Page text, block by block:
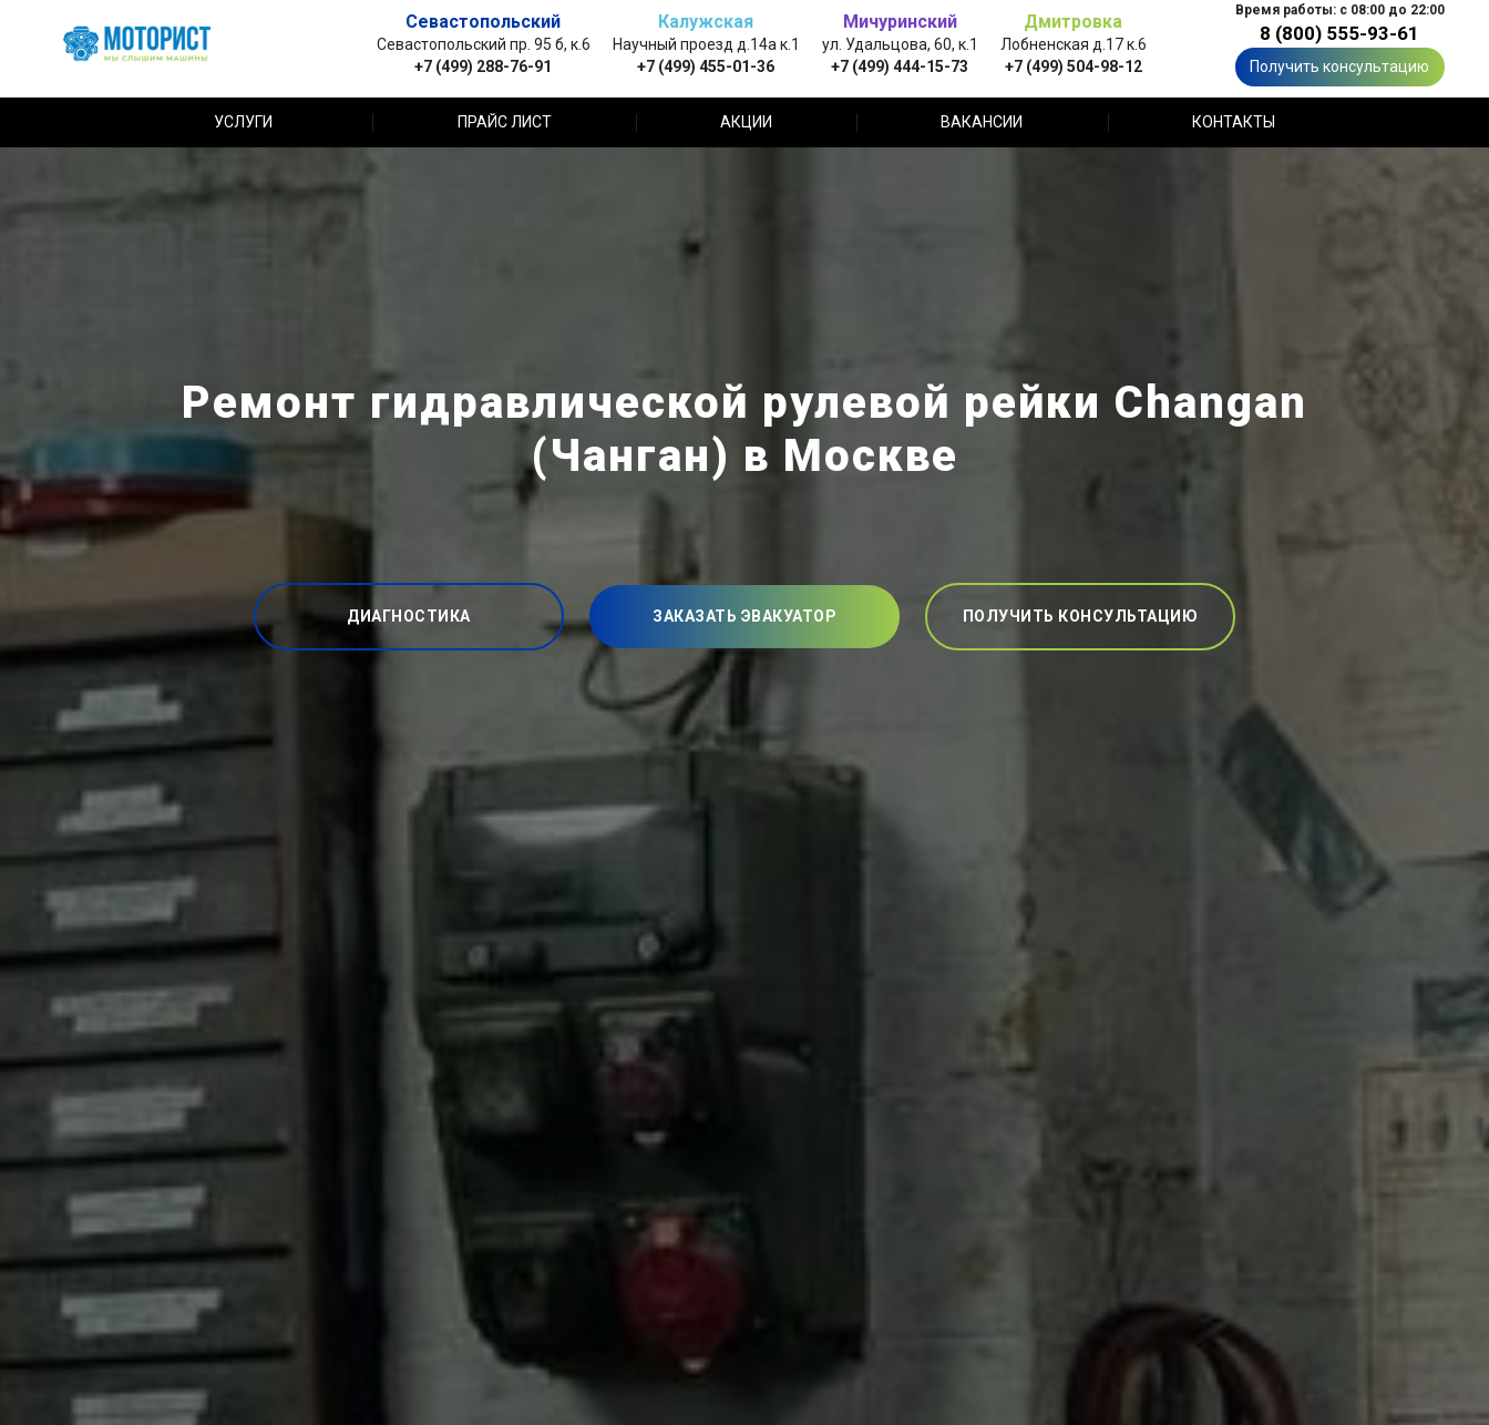
Севастопольский
Севастопольский пр. 95 б, к.6
+7 (499) 288-76-91
Калужская
Научный проезд д.14а к.1
+7 (499) 455-01-36
Мичуринский
ул. Удальцова, 60, к.1
+7 (499) 444-15-73
Дмитровка
Лобненская д.17 к.6
+7 (499) 504-98-12
Время работы: с 08:00 до 22:00
8 (800) 555-93-61
Получить консультацию
УСЛУГИ ПРАЙС ЛИСТ АКЦИИ ВАКАНСИИ КОНТАКТЫ
Ремонт гидравлической рулевой рейки Changan
(Чанган) в Москве
ДИАГНОСТИКА ЗАКАЗАТЬ ЭВАКУАТОР ПОЛУЧИТЬ КОНСУЛЬТАЦИЮ